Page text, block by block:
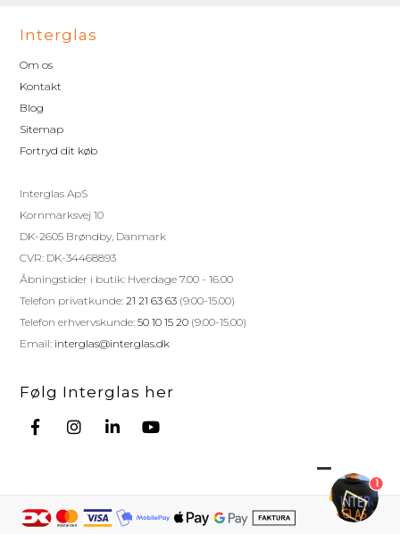
Interglas
Om os
Kontakt
Blog
Sitemap
Fortryd dit køb
Interglas ApS
Kornmarksvej 10
DK-2605 Brøndby, Danmark
CVR: DK-34468893
Åbningstider i butik: Hverdage 7.00 - 16.00
Telefon privatkunde:21 21 63 63 (9.00-15.00)
Telefon erhvervskunde:50 10 15 20 (9.00-15.00)
Email: interglas@interglas.dk
Følg Interglas her
1